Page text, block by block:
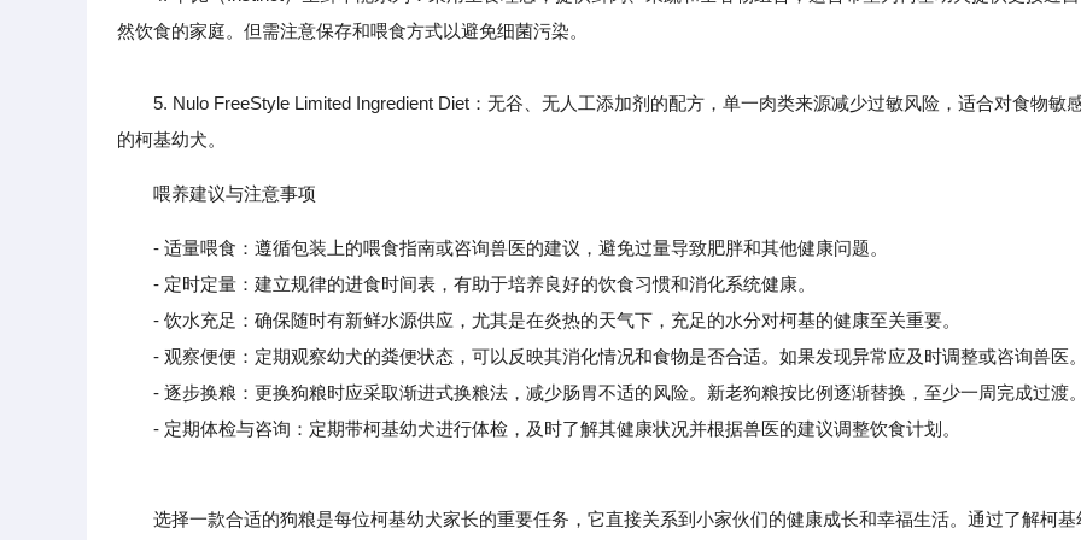
然饮食的家庭。但需注意保存和喂食方式以避免细菌污染。
5. Nulo FreeStyle Limited Ingredient Diet：无谷、无人工添加剂的配方，单一肉类来源减少过敏风险，适合对食物敏
的柯基幼犬。
喂养建议与注意事项
- 适量喂食：遵循包装上的喂食指南或咨询兽医的建议，避免过量导致肥胖和其他健康问题。
- 定时定量：建立规律的进食时间表，有助于培养良好的饮食习惯和消化系统健康。
- 饮水充足：确保随时有新鲜水源供应，尤其是在炎热的天气下，充足的水分对柯基的健康至关重要。
- 观察便便：定期观察幼犬的粪便状态，可以反映其消化情况和食物是否合适。如果发现异常应及时调整或咨询兽医。
- 逐步换粮：更换狗粮时应采取渐进式换粮法，减少肠胃不适的风险。新老狗粮按比例逐渐替换，至少一周完成过渡。
- 定期体检与咨询：定期带柯基幼犬进行体检，及时了解其健康状况并根据兽医的建议调整饮食计划。
选择一款合适的狗粮是每位柯基幼犬家长的重要任务，它直接关系到小家伙们的健康成长和幸福生活。通过了解柯基